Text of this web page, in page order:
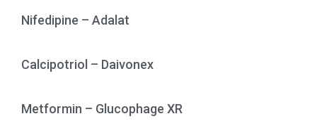
Nifedipine – Adalat
Calcipotriol – Daivonex
Metformin – Glucophage XR